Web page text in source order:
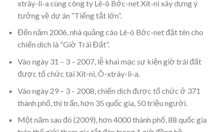
xtrây-li-a cùng công ty Lê-ô Bớc-net Xít-ni xây dựng ý
tưởng về dự án “Tiếng tắt lớn”.
Đến năm 2006, nhà quảng cáo Lê-ô Bớc-net đặt tên cho
chiến dịch là “Giờ Trái Đất”.
Vào ngày 31 – 3 – 2007, lễ khai mạc sự kiện giờ trái đất
được tổ chức tại Xít-ni, Ô-xtrây-li-a.
Vào ngày 29 – 3 – 2008, chiến dịch được tổ chức ở 371
thành phố, thị trấn, hơn 35 quốc gia, 50 triệu người.
Một năm sau đó (2009), hơn 4000 thành phố, 88 quốc gia